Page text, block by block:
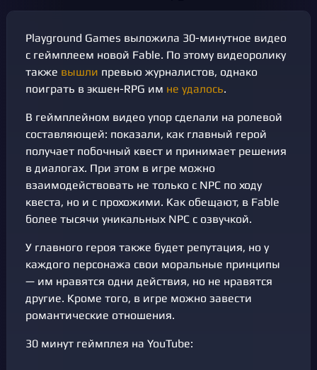
Playground Games выложила 30-минутное видео
с геймплеем новой Fable. По этому видеоролику
также вышли превью журналистов, однако
поиграть в экшен-RPG им не удалось.
В геймплейном видео упор сделали на ролевой
составляющей: показали, как главный герой
получает побочный квест и принимает решения
в диалогах. При этом в игре можно
взаимодействовать не только с NPC по ходу
квеста, но и с прохожими. Как обещают, в Fable
более тысячи уникальных NPC с озвучкой.
У главного героя также будет репутация, но у
каждого персонажа свои моральные принципы
— им нравятся одни действия, но не нравятся
другие. Кроме того, в игре можно завести
романтические отношения.
30 минут геймплея на YouTube: